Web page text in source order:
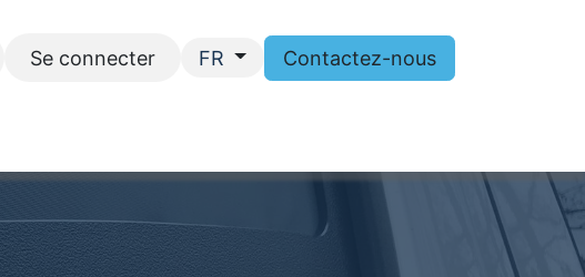
Se connecter FR Contactez-nous